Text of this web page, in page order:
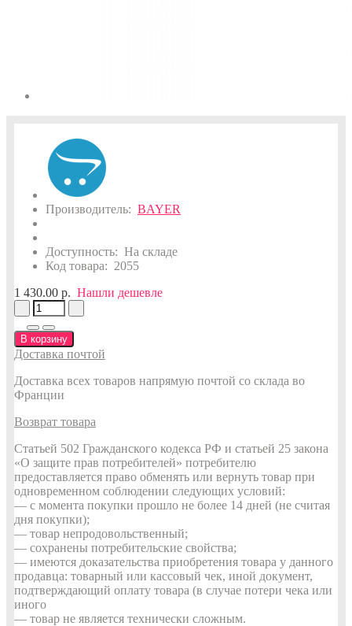
Производитель: BAYER
Доступность: На складе
Код товара: 2055
1 430.00 р. Нашли дешевле
В корзину
Доставка почтой
Доставка всех товаров напрямую почтой со склада во
Франции
Возврат товара
Статьей 502 Гражданского кодекса РФ и статьей 25 закона
«О защите прав потребителей» потребителю
предоставляется право обменять или вернуть товар при
одновременном соблюдении следующих условий:
— с момента покупки прошло не более 14 дней (не считая
дня покупки);
— товар непродовольственный;
— сохранены потребительские свойства;
— имеются доказательства приобретения товара у данного
продавца: товарный или кассовый чек, иной документ,
подтверждающий оплату товара (в случае потери чека или
иного
— товар не является технически сложным.